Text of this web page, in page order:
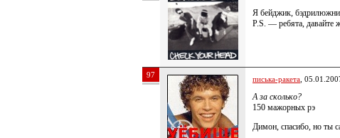
Я бейджик,
P.S. — ребята, давайте
97 писька-ракета ,
А за сколько?
150 мажорных рэ
Димон, спасибо, но ты